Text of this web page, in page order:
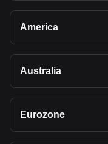
America
Australia
Eurozone